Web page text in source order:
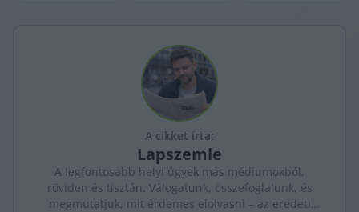
A cikket írta:
Lapszemle
A legfontosabb helyi ügyek más médiumokból,
röviden és tisztán. Válogatunk, összefoglalunk, és
megmutatjuk, mit érdemes elolvasni – az eredeti